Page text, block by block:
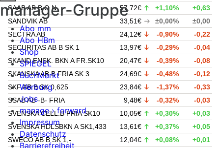
SAAB AB B O.N.
57,72€ +1,10%
+0,63
SANDVIK AB
33,51€ ±0,00%
±0,00
SECTRA AB
24,12€ -0,90%
-0,22
SECURITAS AB B SK 1
13,97€ -0,29%
-0,04
SKAND.ENSK. BKN A FR.SK10
20,47€ -0,39%
-0,08
SKANSKA AB B FRIA SK 3
24,69€ -0,48%
-0,12
SKF AB B SK 0,625
23,84€ -1,37%
-0,33
SSAB AB -B- FRIA
9,48€ -0,32%
-0,03
SVENSKA CELL.B FRIA SK10
10,05€ +0,30%
+0,03
SVENSKA HDLSBKN A SK1,433
13,61€ +0,37%
+0,05
SWECO AB B SK 1,-
12,04€ +0,08% +0,01
manager-Gruppe
Abo mm
Abo HBm
Shop
SPIEGEL
BuchMarkt
Werbung
Jobs
manage › forward
Impressum
Datenschutz
Barrierefreiheit